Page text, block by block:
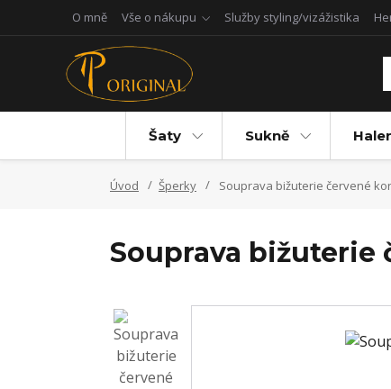
O mně Vše o nákupu Služby styling/vizážistika
Šaty Sukně
Úvod Šperky Souprava bižuterie červené
Souprava bižuterie